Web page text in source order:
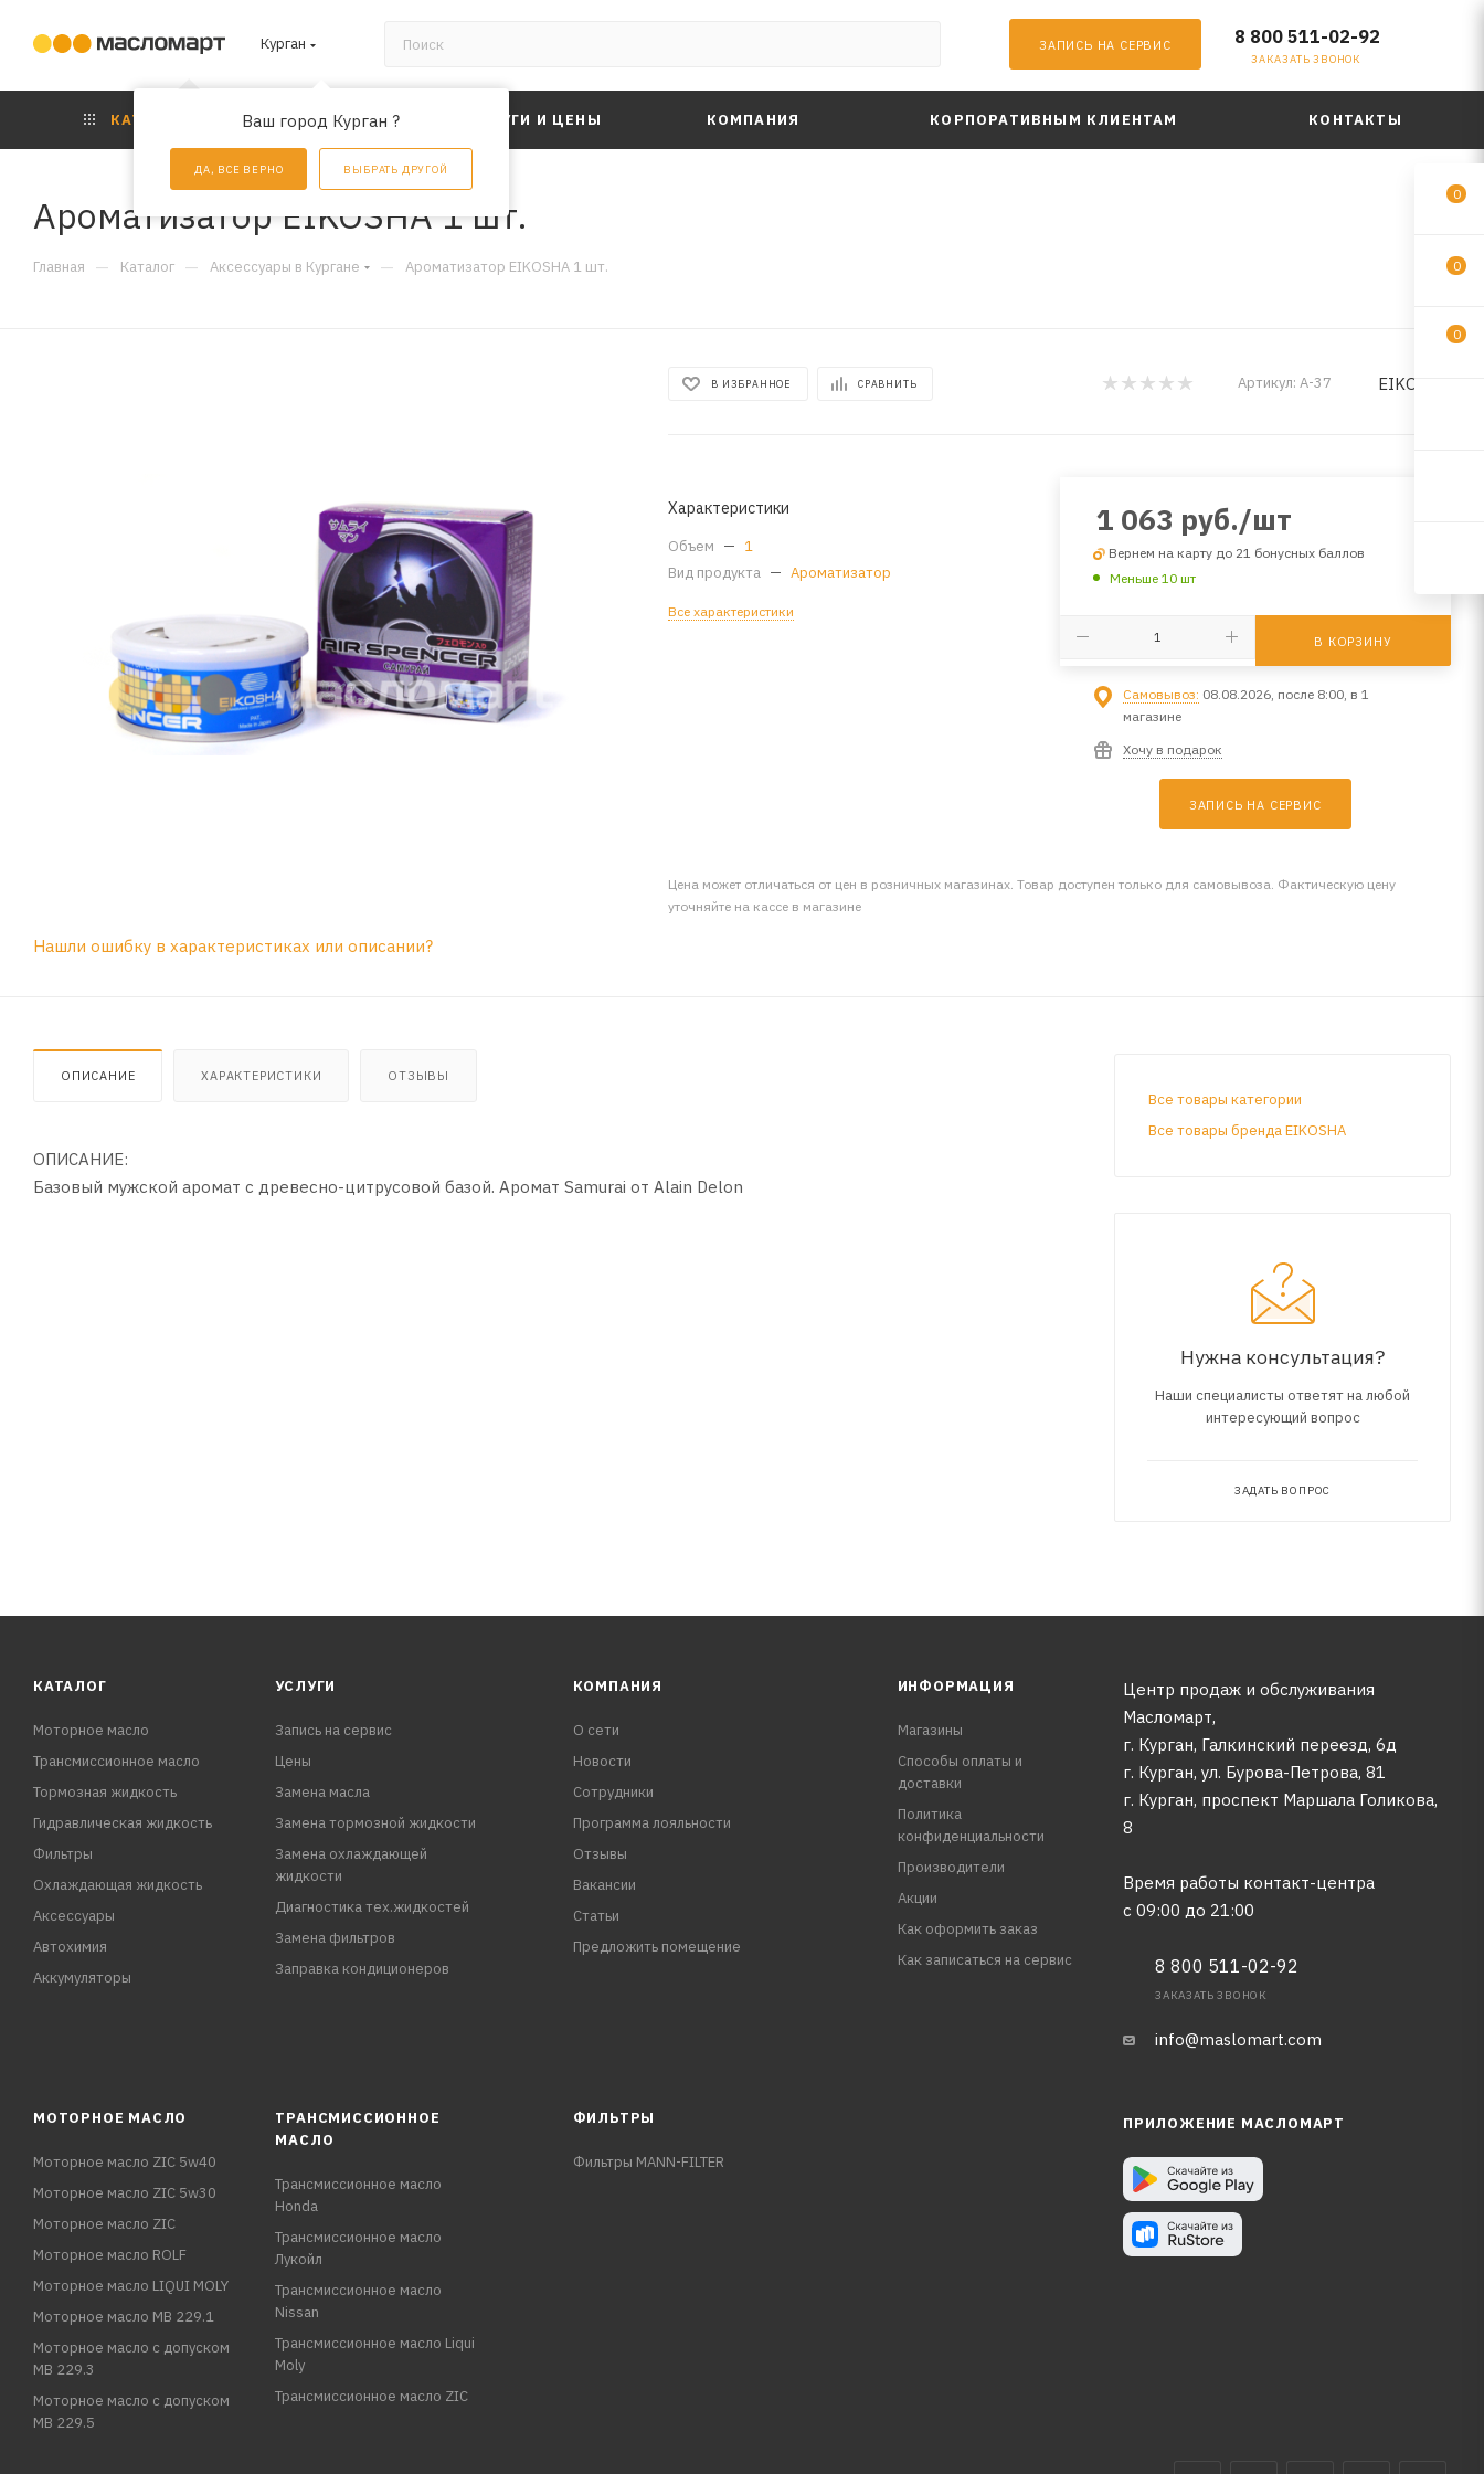
Курган
Ваш город Курган ?
ДА, ВСЕ ВЕРНО ВЫБРАТЬ ДРУГОЙ
ЗАПИСЬ НА СЕРВИС 8 800 511-02-92
ЗАКАЗАТЬ ЗВОНОК
КАТАЛОГ АКЦИИ УСЛУГИ И ЦЕНЫ КОМПАНИЯ КОРПОРАТИВНЫМ КЛИЕНТАМ КОНТАКТЫ
Ароматизатор EIKOSHA 1 шт.
Главная — Каталог — Аксессуары в Кургане — Ароматизатор EIKOSHA 1 шт.
В ИЗБРАННОЕ СРАВНИТЬ Артикул: A-37 EIKOSHA
Характеристики
Объем — 1
Вид продукта — Ароматизатор
Все характеристики
1 063 руб./шт
Вернем на карту до 21 бонусных баллов
Меньше 10 шт
В КОРЗИНУ
Самовывоз: 08.08.2026, после 8:00, в 1
магазине
Хочу в подарок
ЗАПИСЬ НА СЕРВИС
Цена может отличаться от цен в розничных магазинах. Товар доступен только для самовывоза. Фактическую цену
уточняйте на кассе в магазине
Нашли ошибку в характеристиках или описании?
ОПИСАНИЕ ХАРАКТЕРИСТИКИ ОТЗЫВЫ
ОПИСАНИЕ:
Базовый мужской аромат с древесно-цитрусовой базой. Аромат Samurai от Alain Delon
Все товары категории
Все товары бренда EIKOSHA
Нужна консультация?
Наши специалисты ответят на любой
интересующий вопрос
ЗАДАТЬ ВОПРОС
КАТАЛОГ
Моторное масло
Трансмиссионное масло
Тормозная жидкость
Гидравлическая жидкость
Фильтры
Охлаждающая жидкость
Аксессуары
Автохимия
Аккумуляторы
УСЛУГИ
Запись на сервис
Цены
Замена масла
Замена тормозной жидкости
Замена охлаждающей
жидкости
Диагностика тех.жидкостей
Замена фильтров
Заправка кондиционеров
КОМПАНИЯ
О сети
Новости
Сотрудники
Программа лояльности
Отзывы
Вакансии
Статьи
Предложить помещение
ИНФОРМАЦИЯ
Магазины
Способы оплаты и
доставки
Политика
конфиденциальности
Производители
Акции
Как оформить заказ
Как записаться на сервис
Центр продаж и обслуживания
Масломарт,
г. Курган, Галкинский переезд, 6д
г. Курган, ул. Бурова-Петрова, 81
г. Курган, проспект Маршала Голикова,
8
Время работы контакт-центра
с 09:00 до 21:00
8 800 511-02-92
ЗАКАЗАТЬ ЗВОНОК
info@maslomart.com
МОТОРНОЕ МАСЛО
Моторное масло ZIC 5w40
Моторное масло ZIC 5w30
Моторное масло ZIC
Моторное масло ROLF
Моторное масло LIQUI MOLY
Моторное масло MB 229.1
Моторное масло с допуском
MB 229.3
Моторное масло с допуском
MB 229.5
ТРАНСМИССИОННОЕ
МАСЛО
Трансмиссионное масло
Honda
Трансмиссионное масло
Лукойл
Трансмиссионное масло
Nissan
Трансмиссионное масло Liqui
Moly
Трансмиссионное масло ZIC
ФИЛЬТРЫ
Фильтры MANN-FILTER
ПРИЛОЖЕНИЕ МАСЛОМАРТ
0
0
0